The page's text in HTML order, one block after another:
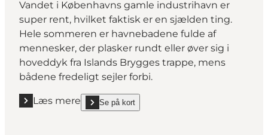
Vandet i Københavns gamle industrihavn er
super rent, hvilket faktisk er en sjælden ting.
Hele sommeren er havnebadene fulde af
mennesker, der plasker rundt eller øver sig i
hoveddyk fra Islands Brygges trappe, mens
bådene fredeligt sejler forbi.
Læs mere
Læs mere "Sådan erobrer du Københavns kanaler"
Se på kort
show Sådan erobrer du Københavns kanaler on_map